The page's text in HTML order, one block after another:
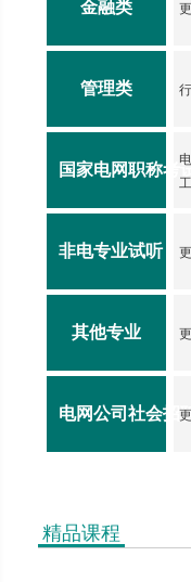
金融类
管理类
国家电网职称考
非电专业试听
其他专业
电网公司社会招
精品课程